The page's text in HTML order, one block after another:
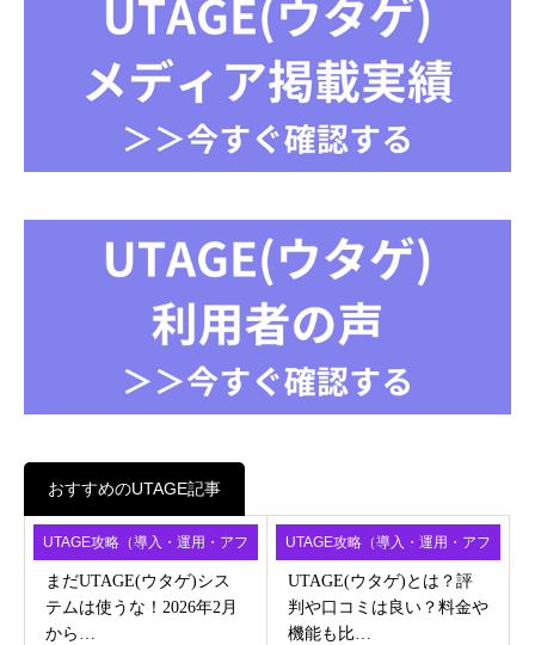
おすすめのUTAGE記事
UTAGE攻略（導入・運用・アフ
ィ）
まだUTAGE(ウタゲ)シス
テムは使うな！2026年2月
から…
UTAGE攻略（導入・運用・アフ
ィ）
UTAGE(ウタゲ)とは？評
判や口コミは良い？料金や
機能も比…